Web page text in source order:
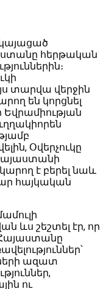
հերթական
տարվա վերջին
են կորցնել
Եվրամիության
Օվերչուկը
է բերել նաև
հայկական
ևս շեշտել էր, որ
Հայաստանը
ազատ
ու